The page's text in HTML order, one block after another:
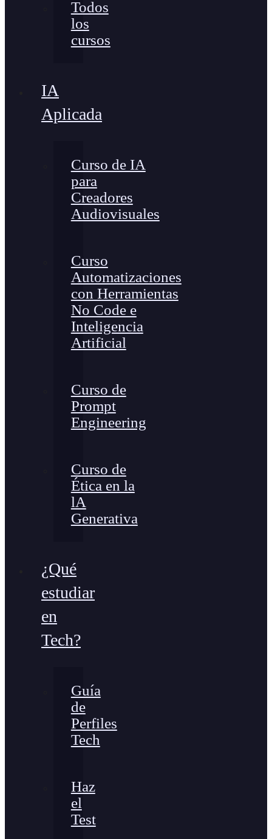
Todos
los
cursos
IA
Aplicada
Curso de IA
para
Creadores
Audiovisuales
Curso
Automatizaciones
con Herramientas
No Code e
Inteligencia
Artificial
Curso de
Prompt
Engineering
Curso de
Ética en la
lA
Generativa
¿Qué
estudiar
en
Tech?
Guía
de
Perfiles
Tech
Haz
el
Test